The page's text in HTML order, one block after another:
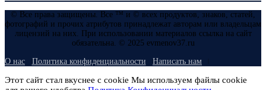
© Все права защищены. Все ™ и © всех продуктов, знаков, статей,
фотографий и прочих атрибутов принадлежат авторам или владельцам
лицензий на них. При использовании материалов ссылка на сайт
обязательна. © 2025 evmenov37.ru
О нас Политика конфиденциальности Написать нам
Этот сайт стал вкуснее с cookie Мы используем файлы cookie